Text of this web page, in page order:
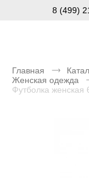
8 (499)
Главная
Женская одежда
Футболка женская